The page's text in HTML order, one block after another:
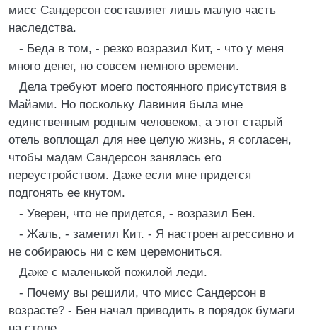
мисс Сандерсон составляет лишь малую часть
наследства.
- Беда в том, - резко возразил Кит, - что у меня
много денег, но совсем немного времени.
Дела требуют моего постоянного присутствия в
Майами. Но поскольку Лавиния была мне
единственным родным человеком, а этот старый
отель воплощал для нее целую жизнь, я согласен,
чтобы мадам Сандерсон занялась его
переустройством. Даже если мне придется
подгонять ее кнутом.
- Уверен, что не придется, - возразил Бен.
- Жаль, - заметил Кит. - Я настроен агрессивно и
не собираюсь ни с кем церемониться.
Даже с маленькой пожилой леди.
- Почему вы решили, что мисс Сандерсон в
возрасте? - Бен начал приводить в порядок бумаги